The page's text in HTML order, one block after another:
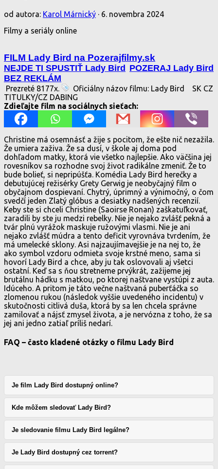
od autora: Karol Márnický · 6. novembra 2024
Filmy a seriály online
FILM Lady Bird na Pozerajfilmy.sk
NEJDE TI SPUSTIŤ Lady Bird POZERAJ Lady Bird
BEZ REKLÁM
Prezreté 8177x. Oficiálny názov filmu: Lady Bird
SK CZ
TITULKY/CZ DABING
Zdieľajte film na sociálnych sieťach:
Christine má osemnásť a žije s pocitom, že ešte nič nezažila.
Že umiera zaživa. Že sa dusí, v škole aj doma pod
dohľadom matky, ktorá vie všetko najlepšie. Ako väčšina jej
rovesníkov sa rozhodne svoj život radikálne zmeniť. Že to
bude bolieť, si nepripúšťa. Komédia Lady Bird herečky a
debutujúcej režisérky Grety Gerwig je neobyčajný film o
obyčajnom dospievaní. Chytrý, úprimný a výnimočný, o čom
svedčí jeden Zlatý glóbus a desiatky nadšených recenzií.
Keby ste si chceli Christine (Saoirse Ronan) zaškatuľkovať,
zaradili by ste ju medzi rebelky. Nie je nejako zvlášť pekná a
tvár plnú vyrážok maskuje ružovými vlasmi. Nie je ani
nejako zvlášť múdra a tento deficit vyrovnáva tvrdením, že
má umelecké sklony. Asi najzaujímavejšie je na nej to, že
ako symbol vzdoru odmieta svoje krstné meno, sama si
hovorí Lady Bird a chce, aby ju tak oslovovali aj všetci
ostatní. Keď sa s ňou stretneme prvýkrát, zažijeme jej
brutálnu hádku s matkou, po ktorej naštvane vystúpi z auta.
Idúceho. A pritom je táto večne naštvaná puberťáčka so
zlomenou rukou (následok vyššie uvedeného incidentu) v
skutočnosti citlivá duša, ktorá by sa len chcela správne
zamilovať a nájsť zmysel života, a je nervózna z toho, že sa
jej ani jedno zatiaľ príliš nedarí.
FAQ – často kladené otázky o filmu Lady Bird
Je film Lady Bird dostupný online?
Kde môžem sledovať Lady Bird?
Je sledovanie filmu Lady Bird legálne?
Je Lady Bird dostupný cez torrent?